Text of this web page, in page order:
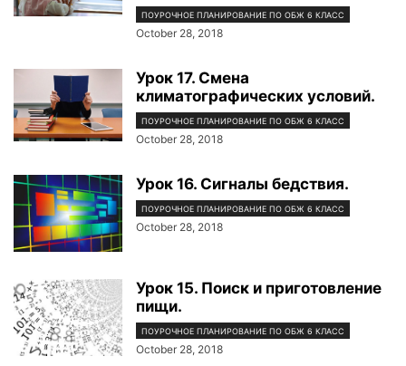
ПОУРОЧНОЕ ПЛАНИРОВАНИЕ ПО ОБЖ 6 КЛАСС
October 28, 2018
Урок 17. Смена
климатографических условий.
ПОУРОЧНОЕ ПЛАНИРОВАНИЕ ПО ОБЖ 6 КЛАСС
October 28, 2018
Урок 16. Сигналы бедствия.
ПОУРОЧНОЕ ПЛАНИРОВАНИЕ ПО ОБЖ 6 КЛАСС
October 28, 2018
Урок 15. Поиск и приготовление
пищи.
ПОУРОЧНОЕ ПЛАНИРОВАНИЕ ПО ОБЖ 6 КЛАСС
October 28, 2018